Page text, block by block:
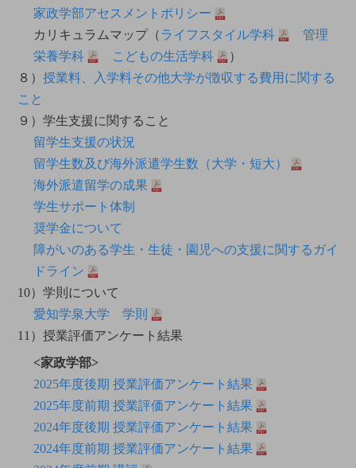
家政学部アセスメントポリシー
カリキュラムマップ（ライフスタイル学科
管理
栄養学科
こどもの生活学科
）
８）授業料、入学料その他大学が徴収する費用に関する
こと
９）学生支援に関すること
留学生支援の状況
留学生数及び海外派遣学生数（大学・短大）
海外派遣留学の成果
学生サポート体制
奨学金について
障がいのある学生・生徒・園児への支援に関するガイ
ドライン
10）学則について
愛知学泉大学 学則
11）授業評価アンケート結果
<家政学部>
2025年度後期 授業評価アンケート結果
2025年度前期 授業評価アンケート結果
2024年度後期 授業評価アンケート結果
2024年度前期 授業評価アンケート結果